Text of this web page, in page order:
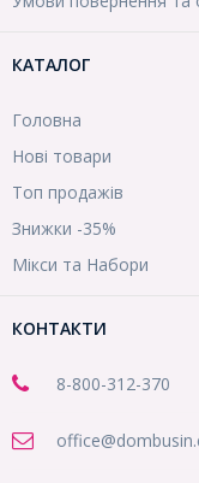
КАТАЛОГ
Головна
Нові товари
Топ продажів
Знижки -35%
Мікси та Набори
КОНТАКТИ
8-800-312-370